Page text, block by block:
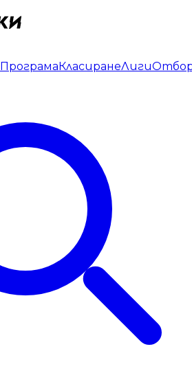
ПрограмаКласиранеЛиги